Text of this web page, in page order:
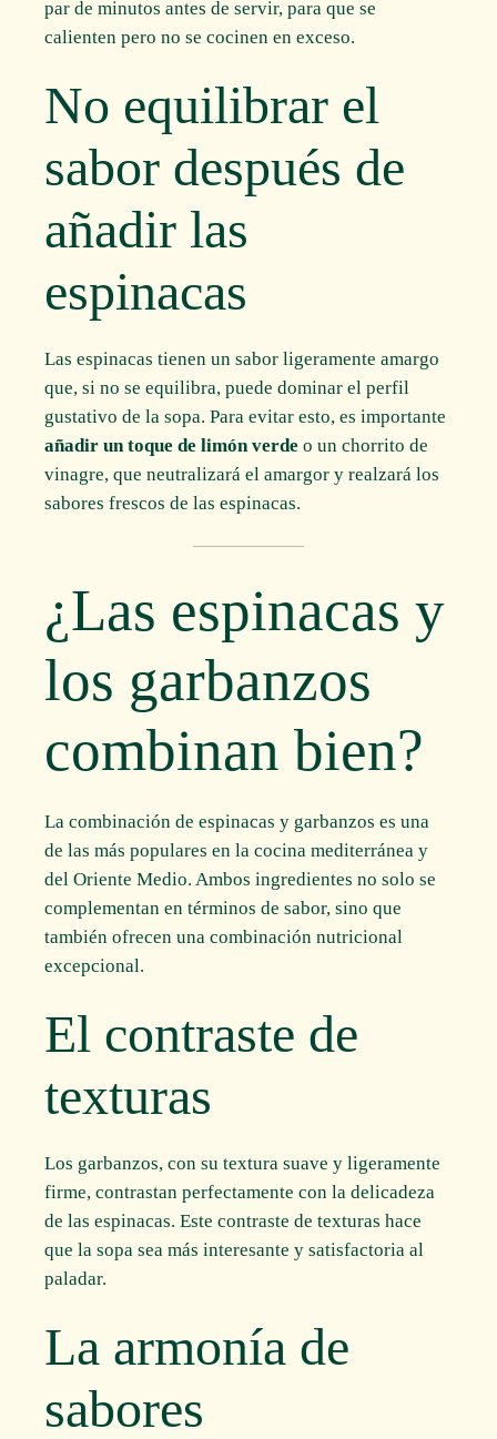
par de minutos antes de servir, para que se
calienten pero no se cocinen en exceso.
No equilibrar el
sabor después de
añadir las
espinacas
Las espinacas tienen un sabor ligeramente amargo
que, si no se equilibra, puede dominar el perfil
gustativo de la sopa. Para evitar esto, es importante
añadir un toque de limón verde o un chorrito de
vinagre, que neutralizará el amargor y realzará los
sabores frescos de las espinacas.
¿Las espinacas y
los garbanzos
combinan bien?
La combinación de espinacas y garbanzos es una
de las más populares en la cocina mediterránea y
del Oriente Medio. Ambos ingredientes no solo se
complementan en términos de sabor, sino que
también ofrecen una combinación nutricional
excepcional.
El contraste de
texturas
Los garbanzos, con su textura suave y ligeramente
firme, contrastan perfectamente con la delicadeza
de las espinacas. Este contraste de texturas hace
que la sopa sea más interesante y satisfactoria al
paladar.
La armonía de
sabores